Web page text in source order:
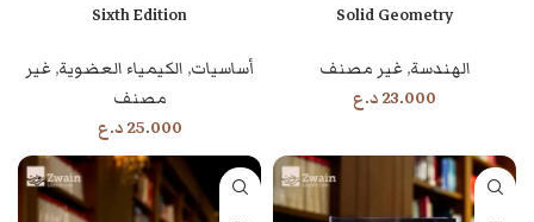
Solid Geometry
الهندسة,غير مصنف
23.000د.ع
Sixth Edition
أساسيات, الكيمياء العضوية,غير
مصنف
25.000د.ع